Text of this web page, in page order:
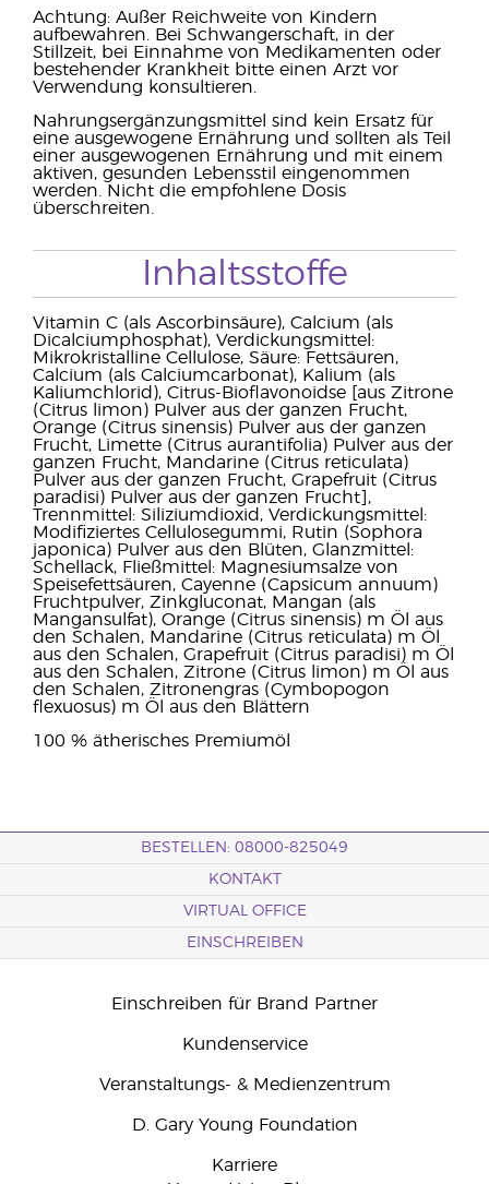
Achtung: Außer Reichweite von Kindern
aufbewahren. Bei Schwangerschaft, in der
Stillzeit, bei Einnahme von Medikamenten oder
bestehender Krankheit bitte einen Arzt vor
Verwendung konsultieren.
Nahrungsergänzungsmittel sind kein Ersatz für
eine ausgewogene Ernährung und sollten als Teil
einer ausgewogenen Ernährung und mit einem
aktiven, gesunden Lebensstil eingenommen
werden. Nicht die empfohlene Dosis
überschreiten.
Inhaltsstoffe
Vitamin C (als Ascorbinsäure), Calcium (als
Dicalciumphosphat), Verdickungsmittel:
Mikrokristalline Cellulose, Säure: Fettsäuren,
Calcium (als Calciumcarbonat), Kalium (als
Kaliumchlorid), Citrus-Bioflavonoidse [aus Zitrone
(Citrus limon) Pulver aus der ganzen Frucht,
Orange (Citrus sinensis) Pulver aus der ganzen
Frucht, Limette (Citrus aurantifolia) Pulver aus der
ganzen Frucht, Mandarine (Citrus reticulata)
Pulver aus der ganzen Frucht, Grapefruit (Citrus
paradisi) Pulver aus der ganzen Frucht],
Trennmittel: Siliziumdioxid, Verdickungsmittel:
Modifiziertes Cellulosegummi, Rutin (Sophora
japonica) Pulver aus den Blüten, Glanzmittel:
Schellack, Fließmittel: Magnesiumsalze von
Speisefettsäuren, Cayenne (Capsicum annuum)
Fruchtpulver, Zinkgluconat, Mangan (als
Mangansulfat), Orange (Citrus sinensis) m Öl aus
den Schalen, Mandarine (Citrus reticulata) m Öl
aus den Schalen, Grapefruit (Citrus paradisi) m Öl
aus den Schalen, Zitrone (Citrus limon) m Öl aus
den Schalen, Zitronengras (Cymbopogon
flexuosus) m Öl aus den Blättern
100 % ätherisches Premiumöl
BESTELLEN: 08000-825049
KONTAKT
VIRTUAL OFFICE
EINSCHREIBEN
Einschreiben für Brand Partner
Kundenservice
Veranstaltungs- & Medienzentrum
D. Gary Young Foundation
Karriere